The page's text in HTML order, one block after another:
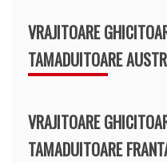
VRAJITOARE
TAMADUITOARE
VRAJITOARE
TAMADUITOARE